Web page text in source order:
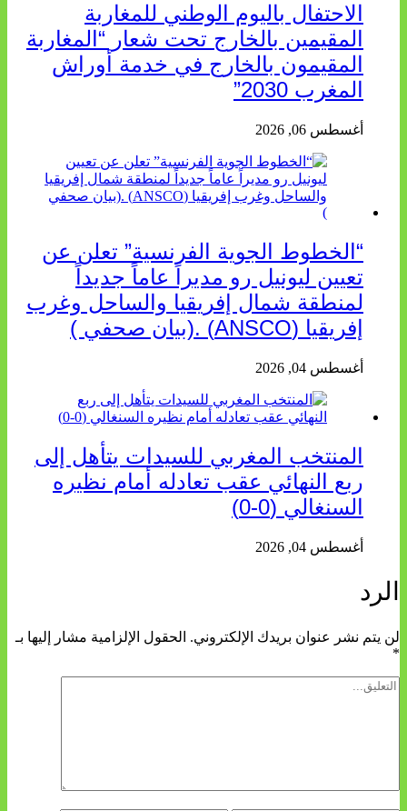
الاحتفال باليوم الوطني للمغاربة
المقيمين بالخارج تحت شعار “المغاربة
المقيمون بالخارج في خدمة أوراش
المغرب 2030”
أغسطس 06, 2026
“الخطوط الجوية الفرنسية” تعلن عن
تعيين ليونيل رو مديراً عاماً جديداً
لمنطقة شمال إفريقيا والساحل وغرب
إفريقيا (ANSCO) .(بيان صحفي )
أغسطس 04, 2026
المنتخب المغربي للسيدات يتأهل إلى
ربع النهائي عقب تعادله أمام نظيره
السنغالي (0-0)
أغسطس 04, 2026
الرد
لن يتم نشر عنوان بريدك الإلكتروني. الحقول الإلزامية مشار إليها بـ
*